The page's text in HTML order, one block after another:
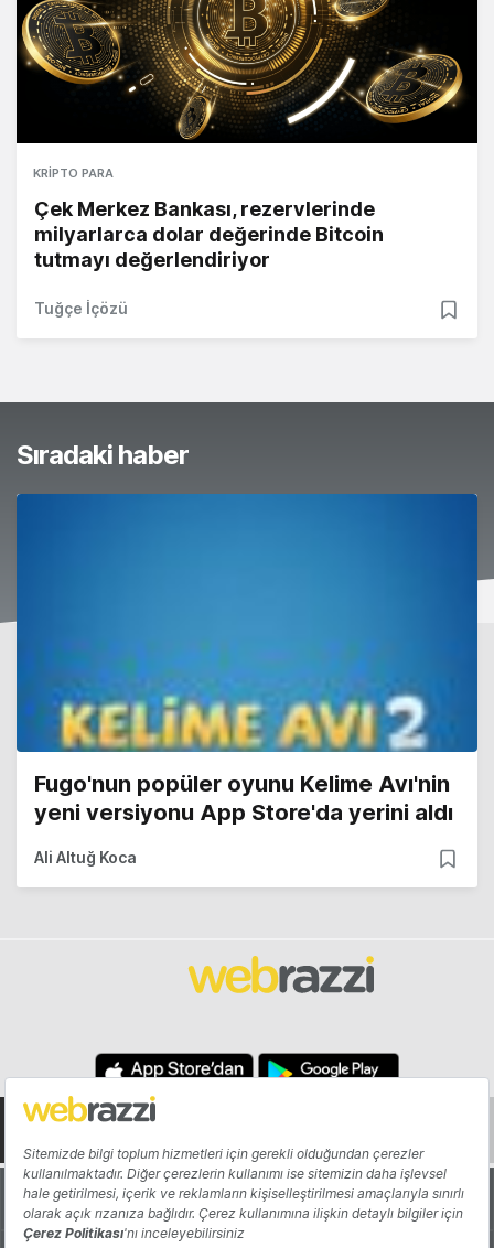
KRIPTO PARA
Çek Merkez Bankası, rezervlerinde
milyarlarca dolar değerinde Bitcoin
tutmayı değerlendiriyor
Tuğçe İçözü
Sıradaki haber
Fugo'nun popüler oyunu Kelime Avı'nin
yeni versiyonu App Store'da yerini aldı
Ali Altuğ Koca
Hakkında Yazarlar